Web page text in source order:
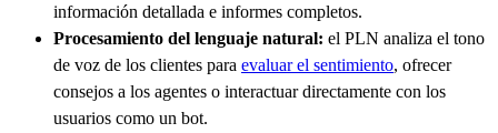
información detallada e informes completos.
Procesamiento del lenguaje natural: el PLN analiza el tono
de voz de los clientes para evaluar el sentimiento, ofrecer
consejos a los agentes o interactuar directamente con los
usuarios como un bot.